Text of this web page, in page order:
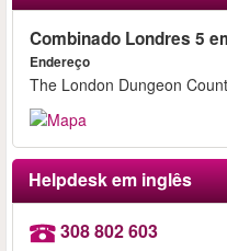
Combinado Londres 5
Endereço
The London Dungeon
Helpdesk em inglês
308 802 603